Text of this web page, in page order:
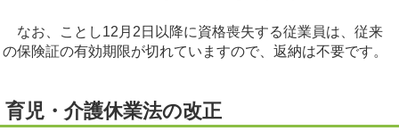
なお、ことし12月2日以降に資格喪失する従業員は、従来
の保険証の有効期限が切れていますので、返納は不要です。
育児・介護休業法の改正